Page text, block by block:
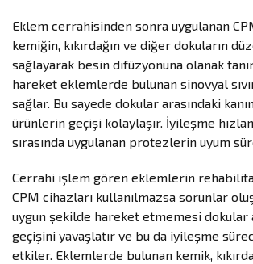
Eklem cerrahisinden sonra uygulanan
kemiğin, kıkırdağın ve diğer dokuların
sağlayarak besin difüzyonuna olanak
hareket eklemlerde bulunan sinovyal
sağlar. Bu sayede dokular arasındaki
ürünlerin geçişi kolaylaşır. İyileşme
sırasında uygulanan protezlerin uyum
Cerrahi işlem gören eklemlerin
CPM cihazları kullanılmazsa sorunlar
uygun şekilde hareket etmemesi dokular
geçişini yavaşlatır ve bu da iyileşme
etkiler. Eklemlerde bulunan kemik,